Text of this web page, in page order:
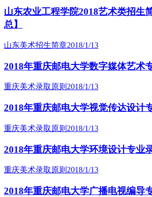
山东农业工程学院2018艺术类招生
总】
山东美术招生简章2018/1/13
2018年重庆邮电大学数字媒体艺术
重庆美术录取原则 2018/1/13
2018年重庆邮电大学视觉传达设计
重庆美术录取原则 2018/1/13
2018年重庆邮电大学环境设计专业
重庆美术录取原则 2018/1/13
2018年重庆邮电大学广播电视编导